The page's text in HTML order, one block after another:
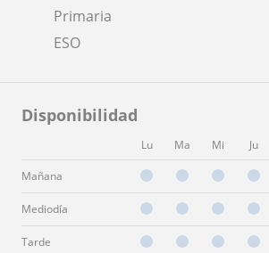
Primaria
ESO
Disponibilidad
Lu Ma Mi Ju
Mañana
Mediodía
Tarde